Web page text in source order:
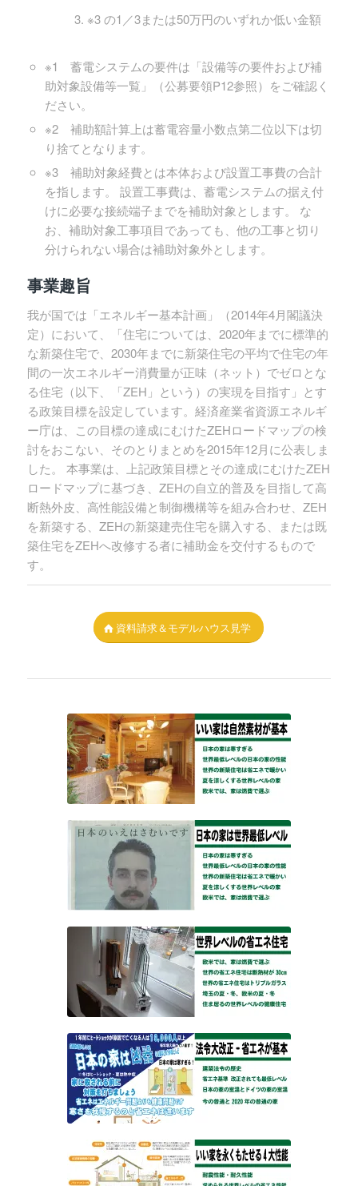
※3 の1／3または50万円のいずれか低い金額
※1 蓄電システムの要件は「設備等の要件および補
助対象設備等一覧」（公募要領P12参照）をご確認く
ださい。
※2 補助額計算上は蓄電容量小数点第二位以下は切
り捨てとなります。
※3 補助対象経費とは本体および設置工事費の合計
を指します。 設置工事費は、蓄電システムの据え付
けに必要な接続端子までを補助対象とします。 な
お、補助対象工事項目であっても、他の工事と切り
分けられない場合は補助対象外とします。
事業趣旨
我が国では「エネルギー基本計画」（2014年4月閣議決
定）において、「住宅については、2020年までに標準的
な新築住宅で、2030年までに新築住宅の平均で住宅の年
間の一次エネルギー消費量が正味（ネット）でゼロとな
る住宅（以下、「ZEH」という）の実現を目指す」とす
る政策目標を設定しています。経済産業省資源エネルギ
ー庁は、この目標の達成にむけたZEHロードマップの検
討をおこない、そのとりまとめを2015年12月に公表しま
した。 本事業は、上記政策目標とその達成にむけたZEH
ロードマップに基づき、ZEHの自立的普及を目指して高
断熱外皮、高性能設備と制御機構等を組み合わせ、ZEH
を新築する、ZEHの新築建売住宅を購入する、または既
築住宅をZEHへ改修する者に補助金を交付するもので
す。
資料請求＆モデルハウス見学
いい家は自然素材が基本
健康に配慮した住宅とは、暑さ寒さから解放され
天然・自然材による内装仕上げが基本です
この安らぎと心地よさを体感してください
日本の家は世界最低レベル
日本の家は寒すぎる
世界最低レベルの日本の家の性能
世界の新築住宅は省エネで暖かい
夏を涼しくする世界レベルの家
欧米では、家は燃費で選ぶ
世界レベルの省エネ住宅
欧米では、家は燃費で選ぶ
住ま居るの世界レベルの高気密・高断熱・健康省エネ住
宅
省エネ基準が義務づけられても
世界の中では最低レベルの日本の家
今の普通と2030年の普通は変わります
耐震性能・耐久性能・省エネ性能